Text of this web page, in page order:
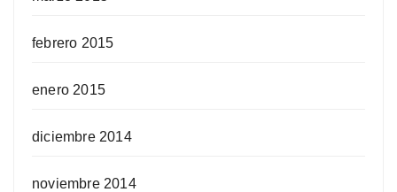
febrero 2015
enero 2015
diciembre 2014
noviembre 2014